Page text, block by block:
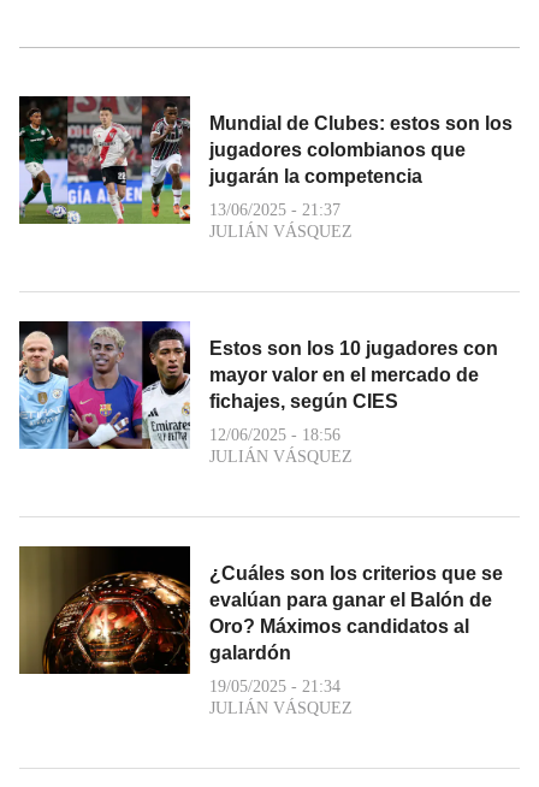
Mundial de Clubes: estos son los
jugadores colombianos que
jugarán la competencia
13/06/2025 - 21:37
JULIÁN VÁSQUEZ
Estos son los 10 jugadores con
mayor valor en el mercado de
fichajes, según CIES
12/06/2025 - 18:56
JULIÁN VÁSQUEZ
¿Cuáles son los criterios que se
evalúan para ganar el Balón de
Oro? Máximos candidatos al
galardón
19/05/2025 - 21:34
JULIÁN VÁSQUEZ